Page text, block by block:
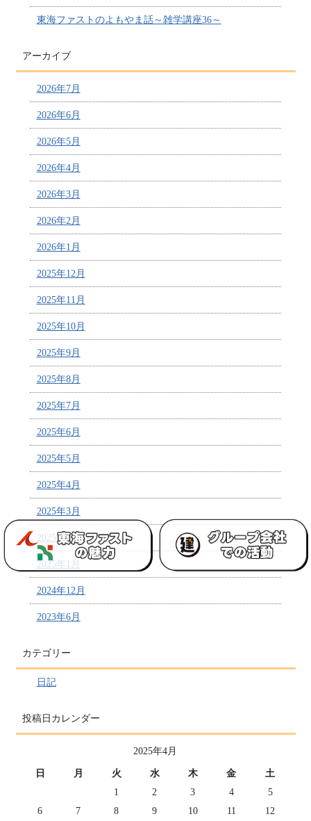
東海ファストのよもやま話～雑学講座36～
アーカイブ
2026年7月
2026年6月
2026年5月
2026年4月
2026年3月
2026年2月
2026年1月
2025年12月
2025年11月
2025年10月
2025年9月
2025年8月
2025年7月
2025年6月
2025年5月
2025年4月
2025年3月
2025年2月
2025年1月
2024年12月
2023年6月
カテゴリー
日記
投稿日カレンダー
2025年4月
日 月 火 水 木 金
土
1
2 3 4
5
6
7 8 9 10 11 12